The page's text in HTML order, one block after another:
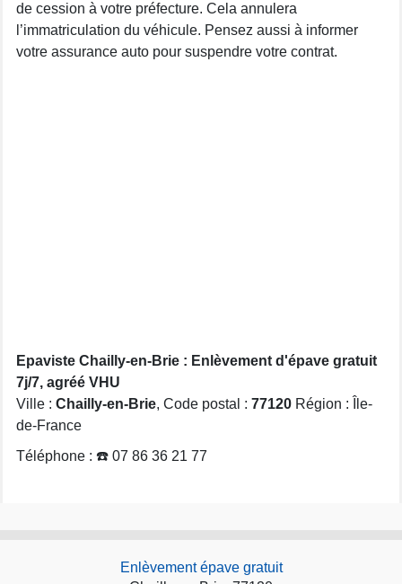
de cession à votre préfecture. Cela annulera
l’immatriculation du véhicule. Pensez aussi à informer
votre assurance auto pour suspendre votre contrat.
Epaviste Chailly-en-Brie : Enlèvement d'épave gratuit
7j/7, agréé VHU
Ville : Chailly-en-Brie, Code postal : 77120 Région : Île-
de-France
Téléphone : ☎️ 07 86 36 21 77
Enlèvement épave gratuit